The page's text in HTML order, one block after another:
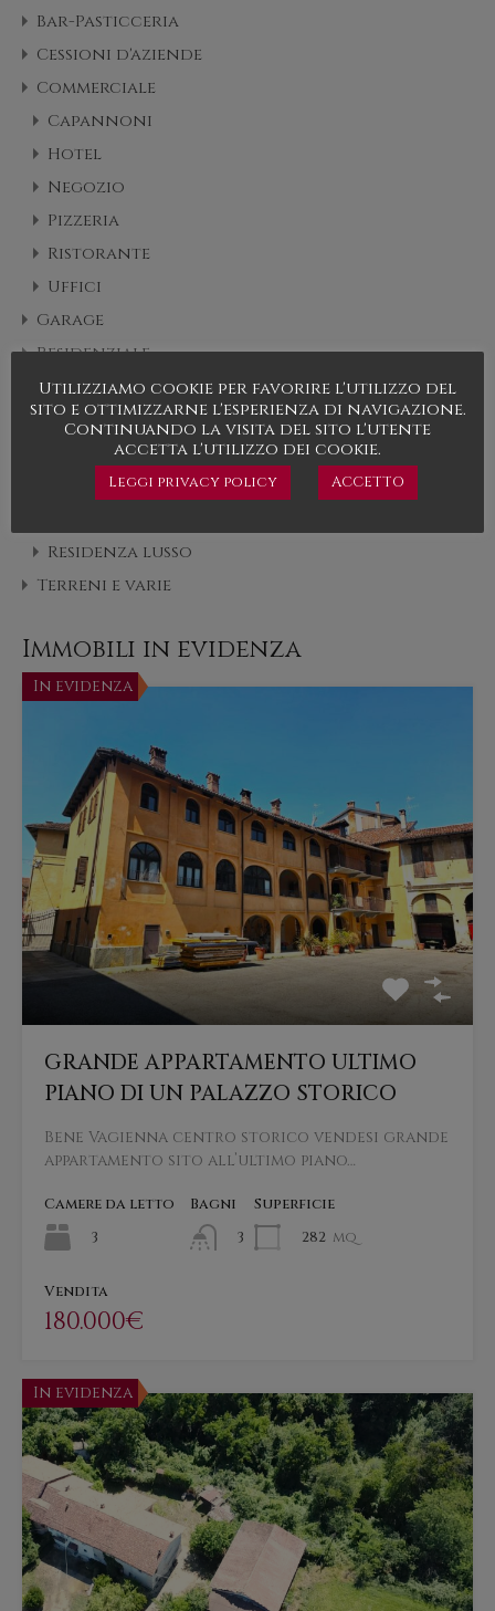
Bar-Pasticceria
Cessioni d'aziende
Commerciale
Capannoni
Hotel
Negozio
Pizzeria
Ristorante
Uffici
Garage
Residenziale
Appartamento
Cascine e rustici
Case, Palazzine e Ville
Condominio
Residenza lusso
Terreni e varie
Immobili in evidenza
In evidenza
GRANDE APPARTAMENTO ULTIMO
PIANO DI UN PALAZZO STORICO
Bene Vagienna centro storico vendesi grande
appartamento sito all’ultimo piano…
Camere da letto
3
Bagni
3
Superficie
282 mq
Vendita
180.000€
In evidenza
Utilizziamo cookie per favorire l'utilizzo del
sito e ottimizzarne l'esperienza di navigazione.
Continuando la visita del sito l'utente
accetta l'utilizzo dei cookie.
Leggi privacy policy ACCETTO